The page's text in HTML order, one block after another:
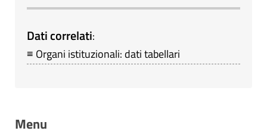
Dati correlati:
≡ Organi istituzionali: dati tabellari
Menu